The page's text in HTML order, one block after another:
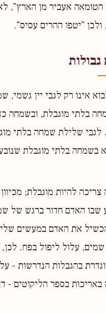
אעביר מן הארץ", לא
"יטפו ההרים עסיס".
אינו רק לגבי יין גשמי,
בלתי מוגבלת, ובשמחה
לגבי שלילת שמחה בלתי
בשמחה בלתי מוגבלת
להיות מוגבלת;
שבו האדם חדור ברגש של
את האדם במעשים
עלול ליפול בפח.
בהגבלות הנדרשות -
באריכות בספר הליקוטים -